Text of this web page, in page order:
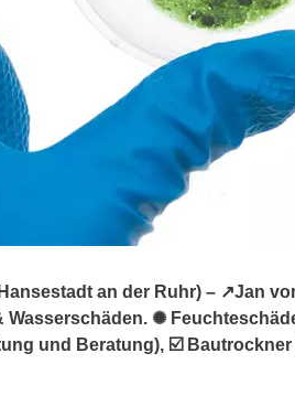
an der Ruhr) – ↗️Jan
✺
und Beratung), ☑️